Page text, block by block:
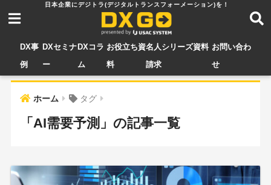
DX事
例
DXセミナ
ー
DXコラ
ム
お役立ち資
料
名人シリーズ資料
請求
お問い合わ
せ
ホーム タグ
「AI需要予測」の記事一覧